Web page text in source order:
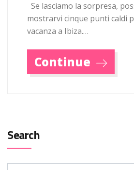
Se lasciamo la sorpresa,
mostrarvi cinque punti caldi
vacanza a Ibiza.…
Continue
Search